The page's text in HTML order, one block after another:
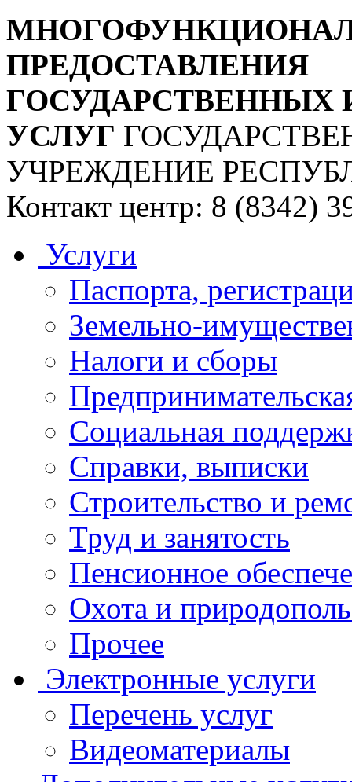
ПРЕДОСТАВЛЕНИЯ
УСЛУГ
УЧРЕЖДЕНИЕ
Контакт центр: 8 (8342)
Услуги
Паспорта,
Земельно-
Налоги и сборы
Социальная
Справки, выписки
Строительство и
Труд и занятость
Пенсионное
Охота и
Прочее
Электронные услуги
Перечень услуг
Видеоматериалы